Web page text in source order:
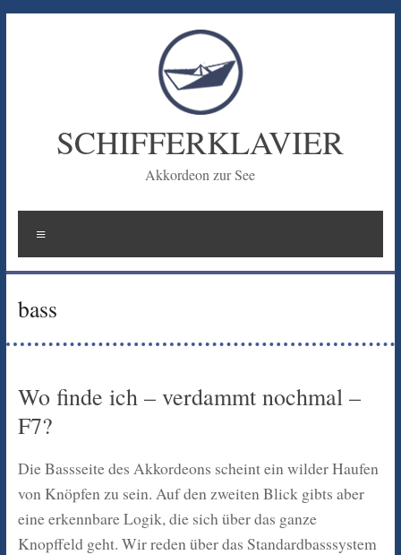
SCHIFFERKLAVIER
Akkordeon zur See
bass
Wo finde ich – verdammt nochmal –
F7?
Die Bassseite des Akkordeons scheint ein wilder Haufen
von Knöpfen zu sein. Auf den zweiten Blick gibts aber
eine erkennbare Logik, die sich über das ganze
Knopffeld geht. Wir reden über das Standardbasssystem